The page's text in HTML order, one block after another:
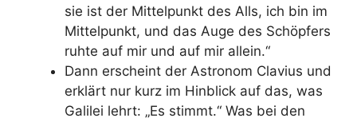
sie ist der Mittelpunkt des Alls, ich bin im
Mittelpunkt, und das Auge des Schöpfers
ruhte auf mir und auf mir allein.“
Dann erscheint der Astronom Clavius und
erklärt nur kurz im Hinblick auf das, was
Galilei lehrt: „Es stimmt.“ Was bei den